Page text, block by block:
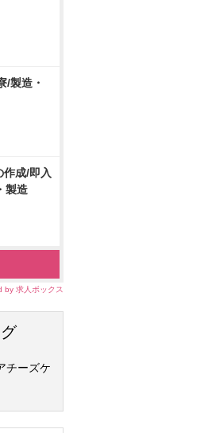
/製造・
作成/即入
製造
by 求人ボックス
チーズケ